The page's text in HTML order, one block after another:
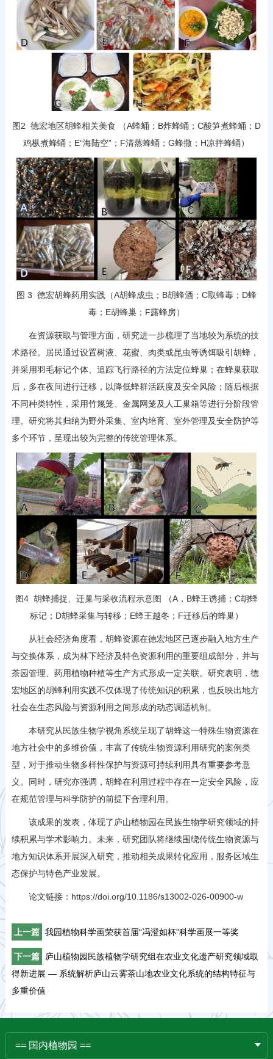
图2 德宏地区胡蜂相关美食 （A蜂蛹；B炸蜂蛹；C酸笋煮蜂蛹；D
鸡枞煮蜂蛹；E“海陆空”；F清蒸蜂蛹；G蜂撒；H凉拌蜂蛹）
图 3 德宏胡蜂药用实践（A胡蜂成虫；B胡蜂酒；C取蜂毒；D蜂
毒；E胡蜂巢；F露蜂房）
在资源获取与管理方面，研究进一步梳理了当地较为系统的技
术路径。居民通过设置树液、花蜜、肉类或昆虫等诱饵吸引胡蜂，
并采用羽毛标记个体、追踪飞行路径的方法定位蜂巢；在蜂巢获取
后，多在夜间进行迁移，以降低蜂群活跃度及安全风险；随后根据
不同种类特性，采用竹篾笼、金属网笼及人工巢箱等进行分阶段管
理。研究将其归纳为野外采集、室内培育、室外管理及安全防护等
多个环节，呈现出较为完整的传统管理体系。
图4 胡蜂捕捉、迁巢与采收流程示意图 （A，B蜂王诱捕；C胡蜂
标记；D胡蜂采集与转移；E蜂王越冬；F迁移后的蜂巢）
从社会经济角度看，胡蜂资源在德宏地区已逐步融入地方生产
与交换体系，成为林下经济及特色资源利用的重要组成部分，并与
茶园管理、药用植物种植等生产方式形成一定关联。研究表明，德
宏地区的胡蜂利用实践不仅体现了传统知识的积累，也反映出地方
社会在生态风险与资源利用之间形成的动态调适机制。
本研究从民族生物学视角系统呈现了胡蜂这一特殊生物资源在
地方社会中的多维价值，丰富了传统生物资源利用研究的案例类
型，对于推动生物多样性保护与资源可持续利用具有重要参考意
义。同时，研究亦强调，胡蜂在利用过程中存在一定安全风险，应
在规范管理与科学防护的前提下合理利用。
该成果的发表，体现了庐山植物园在民族生物学研究领域的持
续积累与学术影响力。未来，研究团队将继续围绕传统生物资源与
地方知识体系开展深入研究，推动相关成果转化应用，服务区域生
态保护与特色产业发展。
论文链接：https://doi.org/10.1186/s13002-026-00900-w
上一篇 我园植物科学画荣获首届“冯澄如杯”科学画展一等奖
下一篇
庐山植物园民族植物学研究组在农业文化遗产研究领域取
得新进展 — 系统解析庐山云雾茶山地农业文化系统的结构特征与
多重价值
== 国内植物园 ==